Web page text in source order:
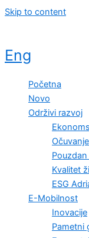
Skip to content
Eng
Početna
Novo
Održivi razvoj
Kvalitet
ESG
E-Mobilnost
Inovacije
Pametni